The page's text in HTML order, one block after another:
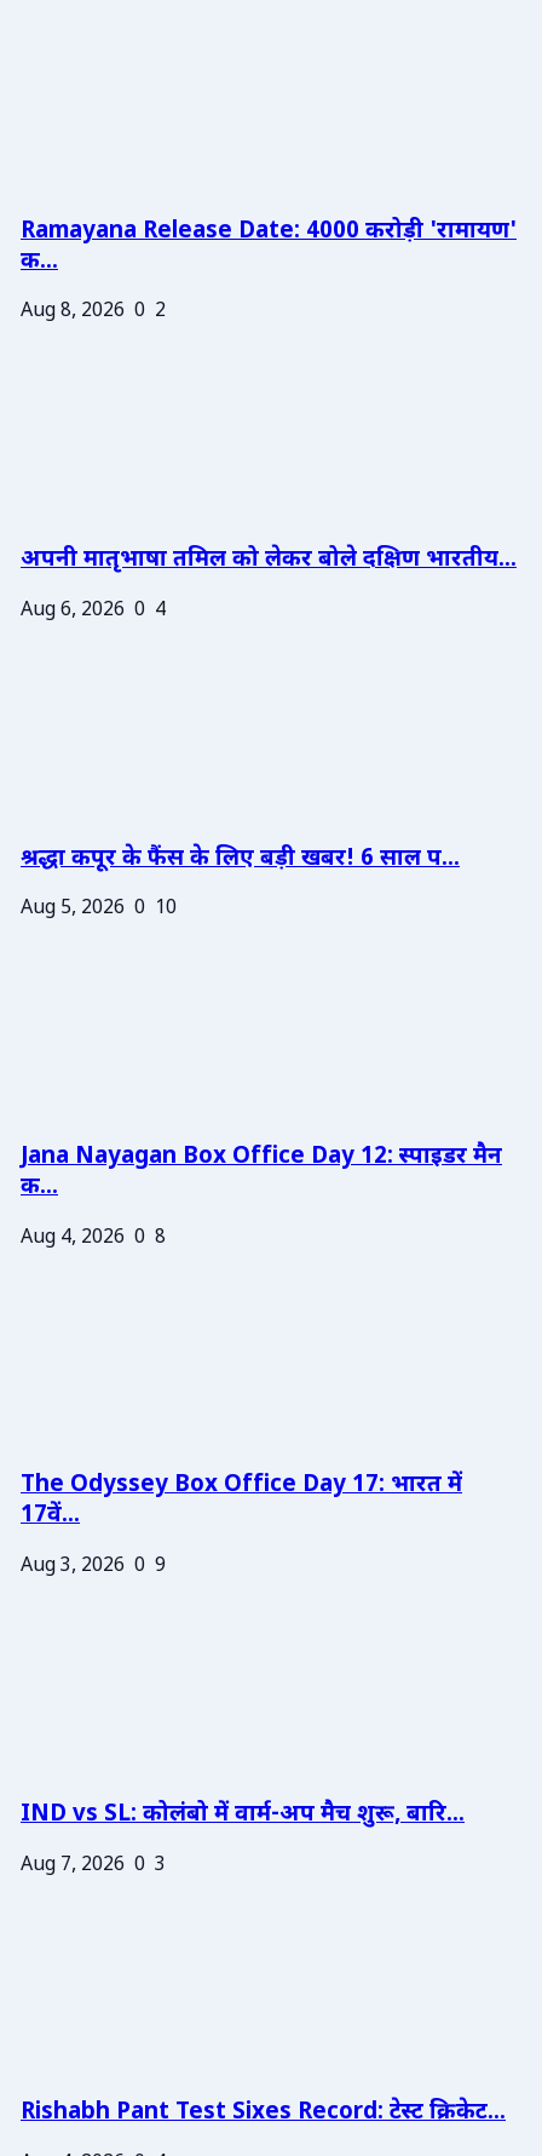
Ramayana Release Date: 4000 करोड़ी 'रामायण'
क...
Aug 8, 2026 0 2
अपनी मातृभाषा तमिल को लेकर बोले दक्षिण भारतीय...
Aug 6, 2026 0 4
श्रद्धा कपूर के फैंस के लिए बड़ी खबर! 6 साल प...
Aug 5, 2026 0 10
Jana Nayagan Box Office Day 12: स्पाइडर मैन
क...
Aug 4, 2026 0 8
The Odyssey Box Office Day 17: भारत में
17वें...
Aug 3, 2026 0 9
IND vs SL: कोलंबो में वार्म-अप मैच शुरू, बारि...
Aug 7, 2026 0 3
Rishabh Pant Test Sixes Record: टेस्ट क्रिकेट...